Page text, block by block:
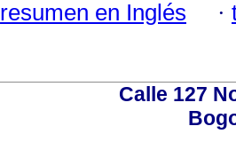
resumen en Inglés ·
Calle 127